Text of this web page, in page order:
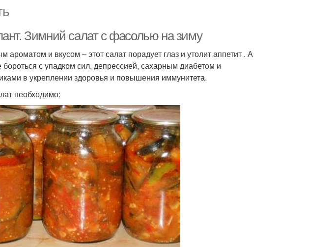
Зимний салат с фасолью на зиму
и вкусом – этот салат порадует глаз и утолит аппетит . А
с упадком сил, депрессией, сахарным диабетом и
в укреплении здоровья и повышения иммунитета.
необходимо: